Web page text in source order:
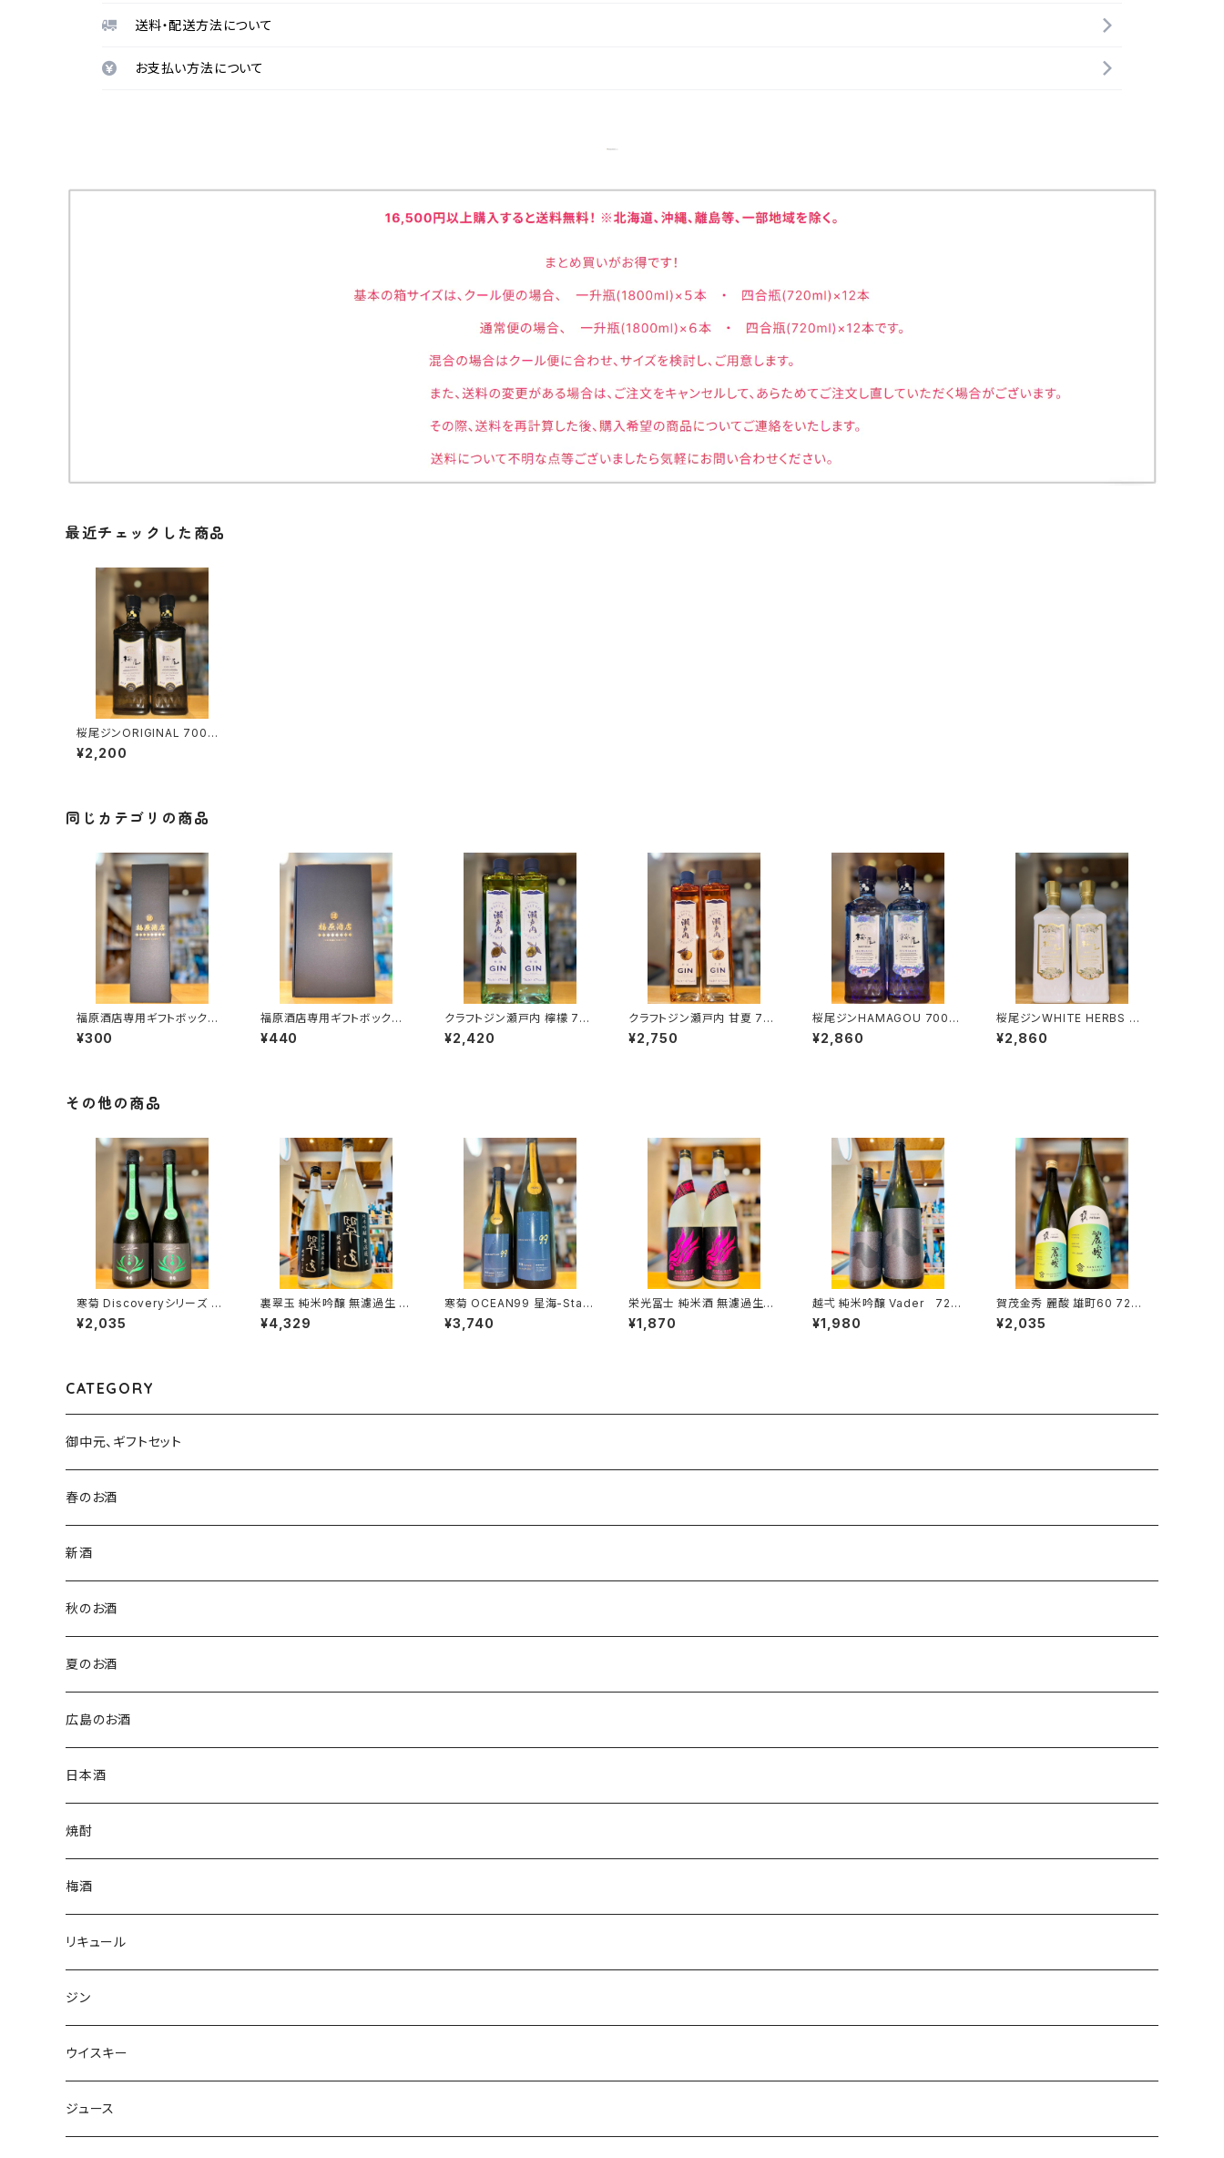
送料・配送方法について
お支払い方法について
最近チェックした商品
桜尾ジンORIGINAL 700ml
１本（ｻｸﾗｵﾌﾞﾙﾜﾘｰｱﾝﾄﾞﾃﾞｨｽﾃｨ
ﾗﾘｰ・広島県廿日市市）
¥2,200
同じカテゴリの商品
福原酒店専用ギフトボックス
【720ml１本入】
¥300
福原酒店専用ギフトボックス
【720ml２本入】
¥440
クラフトジン瀬戸内 檸檬 700
ml１本（三宅本店・広島県呉
市）
¥2,420
クラフトジン瀬戸内 甘夏 700
ml１本（三宅本店・広島県呉
市）
¥2,750
桜尾ジンHAMAGOU 700ml
１本（ｻｸﾗｵﾌﾞﾙﾜﾘｰｱﾝﾄﾞﾃﾞｨｽﾃｨ
ﾗﾘｰ・広島県廿日市市）
¥2,860
桜尾ジンWHITE HERBS 70
0ml１本（ｻｸﾗｵﾌﾞﾙﾜﾘｰｱﾝﾄﾞﾃﾞ
ｨｽﾃｨﾗﾘｰ・広島県廿日市市）
¥2,860
その他の商品
寒菊 Discoveryシリーズ Ad
apt -ふさこがね50 うすにご
り無濾過生原酒-2026 720
¥2,035
裏翠玉 純米吟醸 無濾過生 秋
田酒こまち 1800ml１本（両
関酒造・秋田県湯沢市前森）
¥4,329
寒菊 OCEAN99 星海-Starli
ght Sea-2026 純米大吟醸
無濾過生原酒 1800ml１本
¥3,740
栄光冨士 純米酒 無濾過生原
酒 暁乃翼 720ml１本（冨士
酒造・山形県鶴岡市大山）
¥1,870
越弌 純米吟醸 Vader 720
ml１本（株式会社越後鶴亀・
新潟県新潟市西蒲区竹野町）
¥1,980
賀茂金秀 麗酸 雄町60 720
ml１本（金光酒造・広島県東
広島市黒瀬町）
¥2,035
CATEGORY
御中元、ギフトセット
春のお酒
新酒
秋のお酒
夏のお酒
広島のお酒
日本酒
焼酎
梅酒
リキュール
ジン
ウイスキー
ジュース